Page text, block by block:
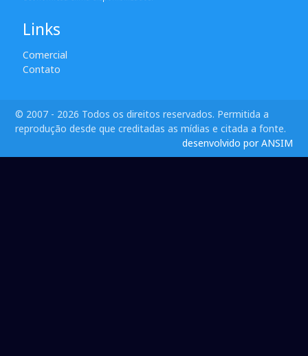
Links
Comercial
Contato
© 2007 - 2026 Todos os direitos reservados. Permitida a
reprodução desde que creditadas as mídias e citada a fonte.
desenvolvido por ANSIM